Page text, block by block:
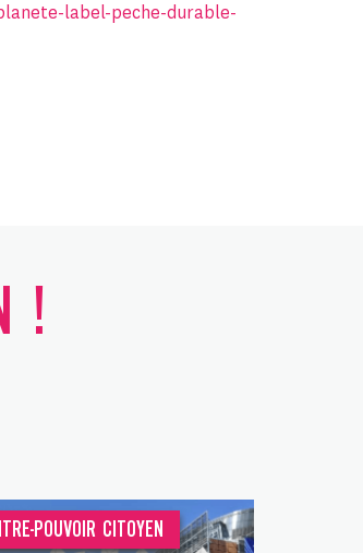
label-peche-durable-
!
POUVOIR CITOYEN